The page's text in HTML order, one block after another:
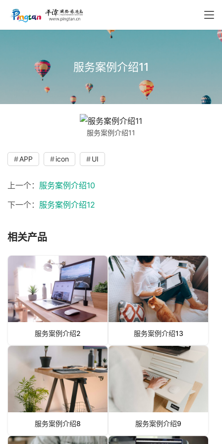
服务案例介绍11
服务案例介绍11
APP icon UI
上一个： 服务案例介绍10
下一个： 服务案例介绍12
相关产品
服务案例介绍2 服务案例介绍13
服务案例介绍8 服务案例介绍9